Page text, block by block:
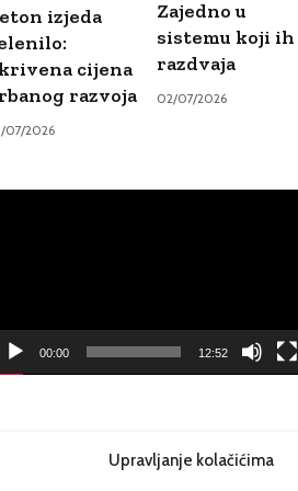
Upravljanje kolačićima
izjeda
cijena
razvoja
07/2026
Zajedno u
sistemu koji ih
razdvaja
02/07/2026
00:00 12:52